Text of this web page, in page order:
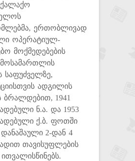
ერთობლივად
ოპერატიულ-
მოქმედებების
საფუძველზე,
ადგილის
ბრალდებით, 1941
ნ.ა. და 1953
ქ.ბ. ფოთში
დანაშაული 2-დან 4
თავისუფლების